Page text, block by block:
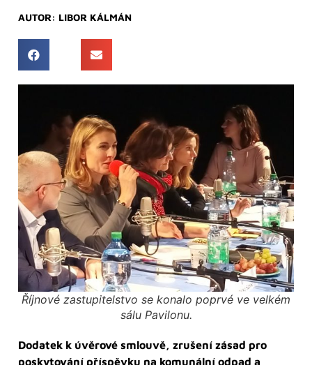
AUTOR: LIBOR KÁLMÁN
Říjnové zastupitelstvo se konalo poprvé ve velkém
sálu Pavilonu.
Dodatek k úvěrové smlouvě, zrušení zásad pro
poskytování příspěvku na komunální odpad a